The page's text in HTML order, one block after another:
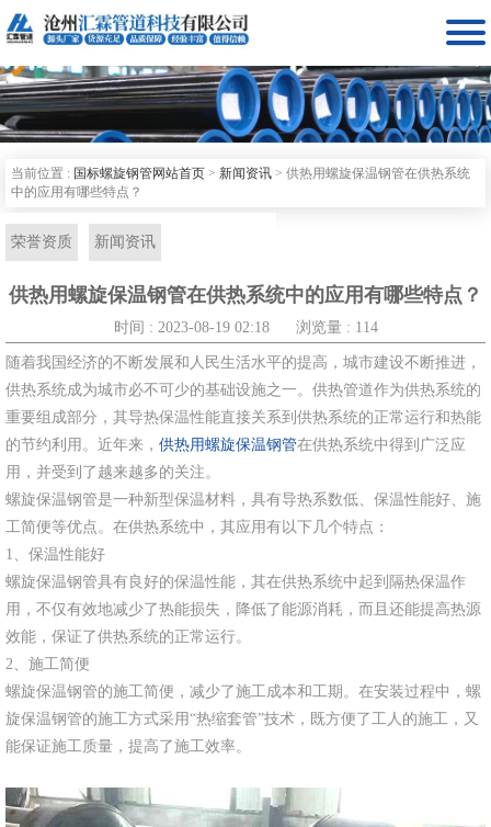

当前位置 : 国标螺旋钢管网站首页 > 新闻资讯 > 供热用螺旋保温钢管在供热系统
中的应用有哪些特点？
荣誉资质 新闻资讯
供热用螺旋保温钢管在供热系统中的应用有哪些特点？
时间 : 2023-08-19 02:18 浏览量 : 114
随着我国经济的不断发展和人民生活水平的提高，城市建设不断推进，
供热系统成为城市必不可少的基础设施之一。供热管道作为供热系统的
重要组成部分，其导热保温性能直接关系到供热系统的正常运行和热能
的节约利用。近年来， 供热用螺旋保温钢管在供热系统中得到广泛应
用，并受到了越来越多的关注。
螺旋保温钢管是一种新型保温材料，具有导热系数低、保温性能好、施
工简便等优点。在供热系统中，其应用有以下几个特点：
1、保温性能好
螺旋保温钢管具有良好的保温性能，其在供热系统中起到隔热保温作
用，不仅有效地减少了热能损失，降低了能源消耗，而且还能提高热源
效能，保证了供热系统的正常运行。
2、施工简便
螺旋保温钢管的施工简便，减少了施工成本和工期。在安装过程中，螺
旋保温钢管的施工方式采用“热缩套管”技术，既方便了工人的施工，又
能保证施工质量，提高了施工效率。